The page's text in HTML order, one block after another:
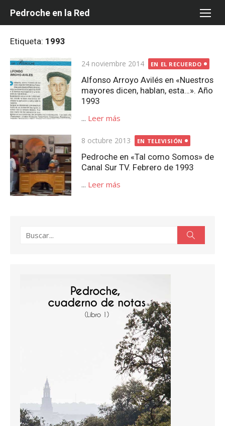
Pedroche en la Red
Etiqueta: 1993
Publicada
el
24 noviembre 2014 EN EL RECUERDO
Alfonso Arroyo Avilés en «Nuestros
mayores dicen, hablan, esta…». Año
1993
... Leer más
Publicada
el
8 octubre 2013 EN TELEVISIÓN
Pedroche en «Tal como Somos» de
Canal Sur TV. Febrero de 1993
... Leer más
Buscar: